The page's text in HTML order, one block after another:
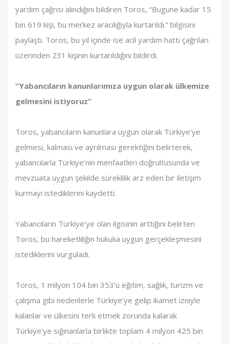
yardım çağrısı alındığını bildiren Toros, “Bugüne kadar 15
bin 619 kişi, bu merkez aracılığıyla kurtarıldı.” bilgisini
paylaştı. Toros, bu yıl içinde ise acil yardım hattı çağrıları
üzerinden 231 kişinin kurtarıldığını bildirdi.
“Yabancıların kanunlarımıza uygun olarak ülkemize
gelmesini istiyoruz”
Toros, yabancıların kanunlara uygun olarak Türkiye’ye
gelmesi, kalması ve ayrılması gerektiğini belirterek,
yabancılarla Türkiye’nin menfaatleri doğrultusunda ve
mevzuata uygun şekilde süreklilik arz eden bir iletişim
kurmayı istediklerini kaydetti.
Yabancıların Türkiye’ye olan ilgisinin arttığını belirten
Toros, bu hareketliliğin hukuka uygun gerçekleşmesini
istediklerini vurguladı.
Toros, 1 milyon 104 bin 353’ü eğitim, sağlık, turizm ve
çalışma gibi nedenlerle Türkiye’ye gelip ikamet izniyle
kalanlar ve ülkesini terk etmek zorunda kalarak
Türkiye’ye sığınanlarla birlikte toplam 4 milyon 425 bin